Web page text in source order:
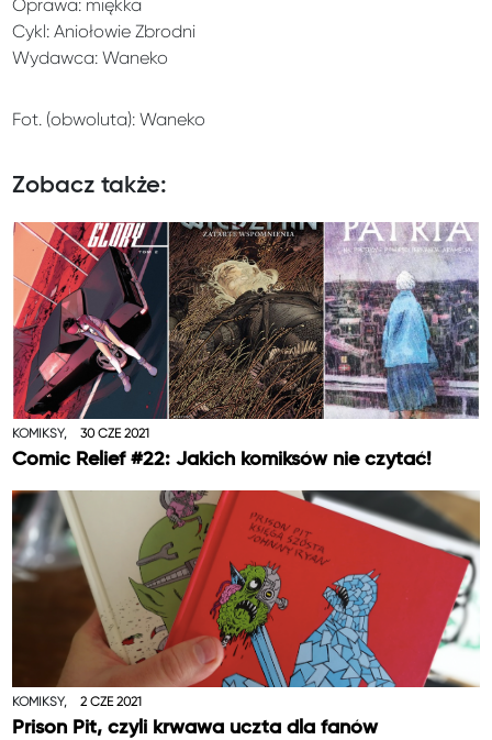
Oprawa: miękka
Cykl: Aniołowie Zbrodni
Wydawca: Waneko
Fot. (obwoluta): Waneko
Zobacz także:
KOMIKSY, 30 CZE 2021
Comic Relief #22: Jakich komiksów nie czytać!
KOMIKSY, 2 CZE 2021
Prison Pit, czyli krwawa uczta dla fanów